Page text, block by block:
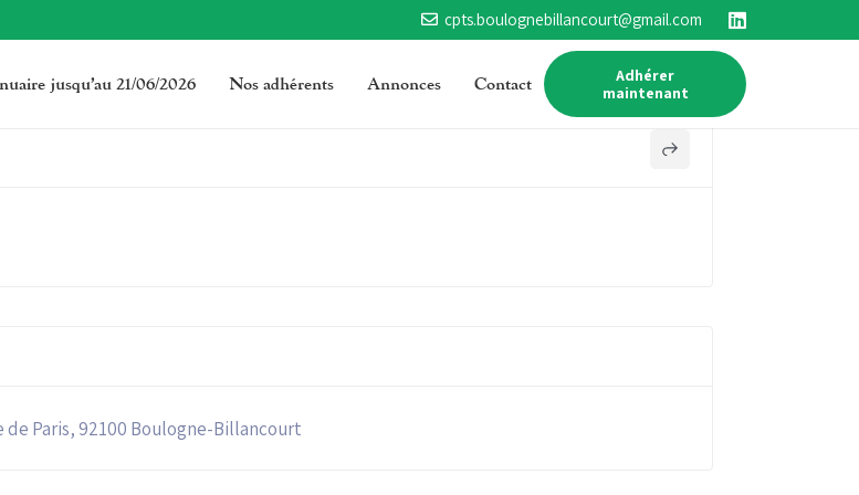
cpts.boulognebillancourt@gmail.com
jusqu’au 21/06/2026 Nos adhérents Annonces Contact
Adhérer
maintenant
de Paris, 92100 Boulogne-Billancourt